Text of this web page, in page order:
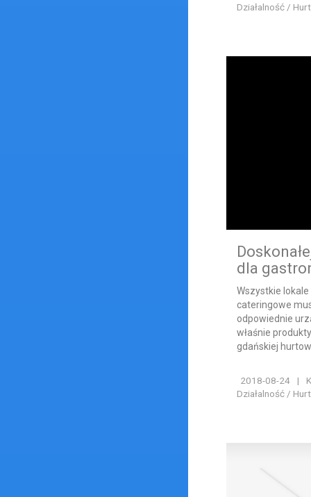
Działalność /
dla
Wszystkie
cateringowe
odpowiednie
właśnie
gdańskiej
2018-08-24 |
Działalność /